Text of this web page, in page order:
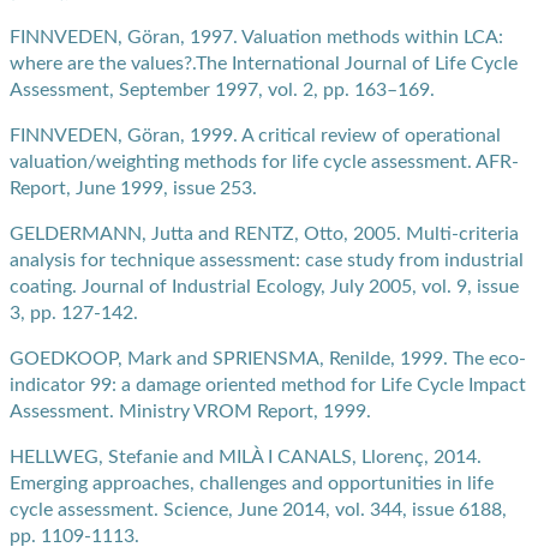
FINNVEDEN, Göran, 1997. Valuation methods within LCA:
where are the values?.The International Journal of Life Cycle
Assessment, September 1997, vol. 2, pp. 163–169.
FINNVEDEN, Göran, 1999. A critical review of operational
valuation/weighting methods for life cycle assessment. AFR-
Report, June 1999, issue 253.
GELDERMANN, Jutta and RENTZ, Otto, 2005. Multi-criteria
analysis for technique assessment: case study from industrial
coating. Journal of Industrial Ecology, July 2005, vol. 9, issue
3, pp. 127-142.
GOEDKOOP, Mark and SPRIENSMA, Renilde, 1999. The eco-
indicator 99: a damage oriented method for Life Cycle Impact
Assessment. Ministry VROM Report, 1999.
HELLWEG, Stefanie and MILÀ I CANALS, Llorenç, 2014.
Emerging approaches, challenges and opportunities in life
cycle assessment. Science, June 2014, vol. 344, issue 6188,
pp. 1109-1113.